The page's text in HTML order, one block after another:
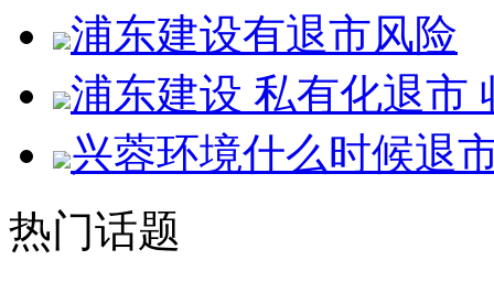
浦东建设有退市风险
浦东建设 私有化退市
兴蓉环境什么时候退
热门话题